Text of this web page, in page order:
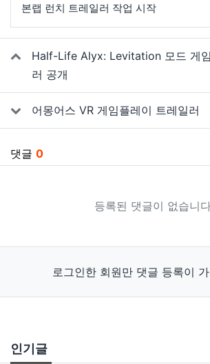
본랩 런치 트레일러 작업 시작
관련자료
Half-Life Alyx: Levitation 모드 게
러 공개
어몽어스 VR 게임플레이 트레일러
댓글 0
등록된 댓글이 없습니
로그인한 회원만 댓글 등록이
인기글